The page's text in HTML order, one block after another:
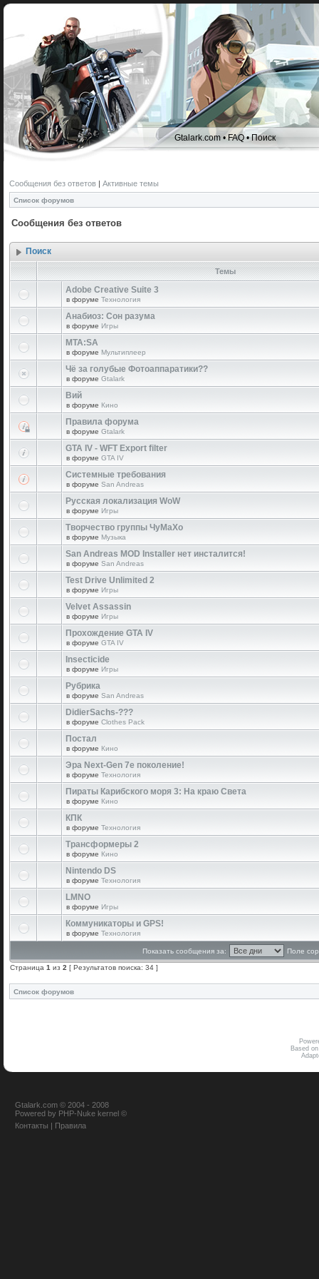
Gtalark.com •FAQ•Поиск
Сообщения без ответов | Активные темы
Список форумов
Сообщения без ответов
Поиск
Темы
Adobe Creative Suite 3
в форуме Технология
Анабиоз: Сон разума
в форуме Игры
MTA:SA
в форуме Мультиплеер
Чё за голубые Фотоаппаратики??
в форуме Gtalark
Вий
в форуме Кино
Правила форума
в форуме Gtalark
GTA IV - WFT Export filter
в форуме GTA IV
Системные требования
в форуме San Andreas
Русская локализация WoW
в форуме Игры
Творчество группы ЧуМаХо
в форуме Музыка
San Andreas MOD Installer нет инсталится!
в форуме San Andreas
Test Drive Unlimited 2
в форуме Игры
Velvet Assassin
в форуме Игры
Прохождение GTA IV
в форуме GTA IV
Insecticide
в форуме Игры
Рубрика
в форуме San Andreas
DidierSachs-???
в форуме Clothes Pack
Постал
в форуме Кино
Эра Next-Gen 7е поколение!
в форуме Технология
Пираты Карибского моря 3: На краю Света
в форуме Кино
КПК
в форуме Технология
Трансформеры 2
в форуме Кино
Nintendo DS
в форуме Технология
LMNO
в форуме Игры
Коммуникаторы и GPS!
в форуме Технология
Показать сообщения за: Поле
Страница 1 из 2 [ Результатов поиска: 34 ]
Список форумов
Based
Gtalark.com © 2004 - 2008
Powered by PHP-Nuke kernel ©
Контакты | Правила